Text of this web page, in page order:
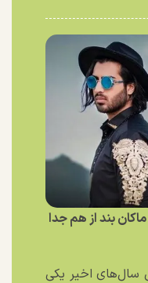
بند از هم جدا
سال‌های اخیر یکی